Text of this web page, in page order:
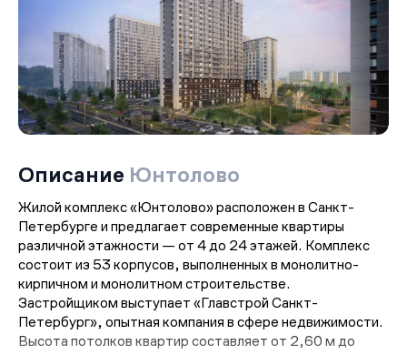
Описание Юнтолово
Жилой комплекс «Юнтолово» расположен в Санкт-
Петербурге и предлагает современные квартиры
различной этажности — от 4 до 24 этажей. Комплекс
состоит из 53 корпусов, выполненных в монолитно-
кирпичном и монолитном строительстве.
Застройщиком выступает «Главстрой Санкт-
Петербург», опытная компания в сфере недвижимости.
Высота потолков квартир составляет от 2,60 м до